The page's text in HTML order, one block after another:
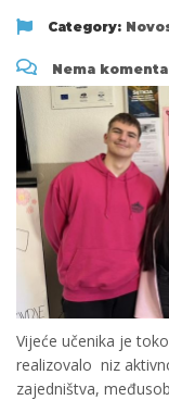
Category:
Nema
Vijeće učenika je
realizovalo niz
zajedništva,